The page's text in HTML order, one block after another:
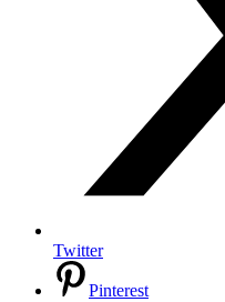
Twitter
Pinterest